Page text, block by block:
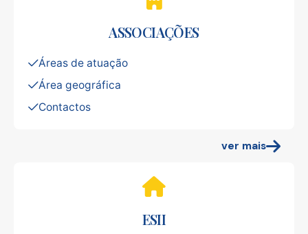
ASSOCIAÇÕES
Áreas de atuação
Área geográfica
Contactos
ver mais
ESII